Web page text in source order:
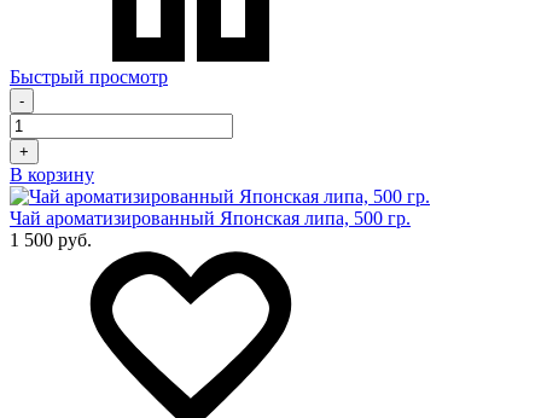
Быстрый просмотр
-
+
В корзину
Чай ароматизированный Японская липа, 500 гр.
1 500 руб.